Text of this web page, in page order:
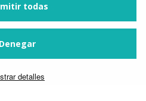
todas
Denegar
detalles
agencias